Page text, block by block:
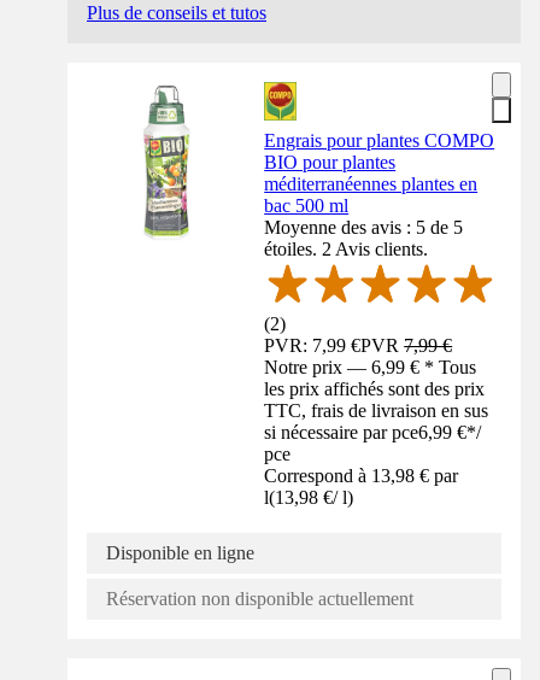
Plus de conseils et tutos
Engrais pour plantes COMPO
BIO pour plantes
méditerranéennes plantes en
bac 500 ml
Moyenne des avis : 5 de 5
étoiles. 2 Avis clients.
(2)
PVR: 7,99 €PVR7,99 €
Notre prix — 6,99 € * Tous
les prix affichés sont des prix
TTC, frais de livraison en sus
si nécessaire par pce6,99 €*/
pce
Correspond à 13,98 € par
l(13,98 €/ l)
Disponible en ligne
Réservation non disponible actuellement